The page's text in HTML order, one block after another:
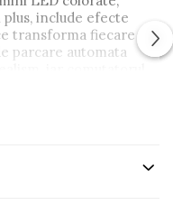
include efecte
transforma fiecare
parcare automata
masina) permite
si nivelul de
celor reale
propria baterie,